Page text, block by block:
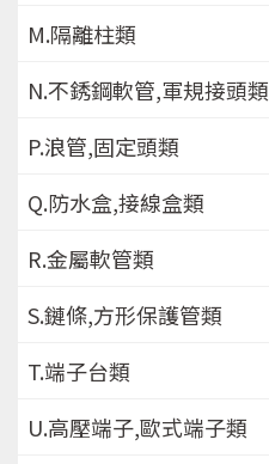
M.隔離柱類
N.不銹鋼軟管,軍規接頭類
P.浪管,固定頭類
Q.防水盒,接線盒類
R.金屬軟管類
S.鏈條,方形保護管類
T.端子台類
U.高壓端子,歐式端子類